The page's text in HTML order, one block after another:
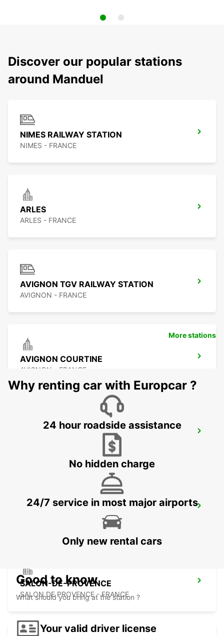
Discover our popular stations
around Manduel
NIMES RAILWAY STATION
NIMES - FRANCE
ARLES
ARLES - FRANCE
AVIGNON TGV RAILWAY STATION
AVIGNON - FRANCE
AVIGNON COURTINE
AVIGNON - FRANCE
MONTPELLIER AIRPORT
SALON-DE-PROVENCE
SALON DE PROVENCE - FRANCE
More stations
Why renting car with Europcar ?
24 hour roadside assistance
No hidden charge
24/7 service in most major airports
Only new rental cars
Good to know
What should you bring at the station ?
Your valid driver license